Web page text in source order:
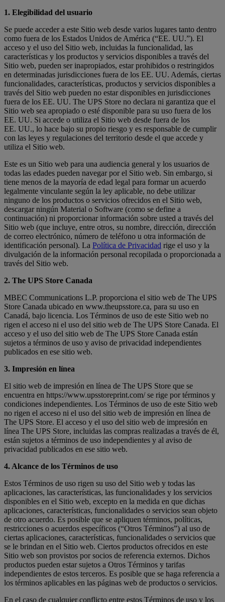
1. Elegibilidad del usuario
Se puede acceder a este Sitio web desde varios lugares tanto dentro
como fuera de los Estados Unidos de América (“EE. UU.”). El
acceso y el uso del Sitio web, incluidas la funcionalidad, las
características y los productos y servicios disponibles a través del
Sitio web, pueden ser inapropiados, estar prohibidos o restringidos
en determinadas jurisdicciones fuera de los EE. UU. Además, ciertas
funcionalidades, características, productos y servicios disponibles a
través del Sitio web pueden no estar disponibles en jurisdicciones
fuera de los EE. UU. The UPS Store no declara ni garantiza que el
Sitio web sea apropiado o esté disponible para su uso fuera de los
EE. UU. Si accede o utiliza el Sitio web desde fuera de los
EE. UU., lo hace bajo su propio riesgo y es responsable de cumplir
con las leyes y regulaciones del territorio desde el que accede y
utiliza el Sitio web.
Este es un Sitio web para una audiencia general y los usuarios de
todas las edades pueden navegar por el Sitio web. Sin embargo, si
tiene menos de la mayoría de edad legal para formar un acuerdo
legalmente vinculante según la ley aplicable, no debe utilizar
ninguno de los productos o servicios ofrecidos en el Sitio web,
descargar ningún Material o Software (como se define a
continuación) ni proporcionar información sobre usted a través del
Sitio web (que incluye, entre otros, su nombre, dirección, dirección
de correo electrónico, número de teléfono u otra información de
identificación personal). La Política de Privacidad rige el uso y la
divulgación de la información personal recopilada o proporcionada a
través del Sitio web.
2. The UPS Store Canada
MBEC Communications L.P. proporciona el sitio web de The UPS
Store Canada ubicado en www.theupsstore.ca, para su uso en
Canadá, bajo licencia. Los Términos de uso de este Sitio web no
rigen el acceso ni el uso del sitio web de The UPS Store Canada. El
acceso y el uso del sitio web de The UPS Store Canada están
sujetos a términos de uso y aviso de privacidad independientes
publicados en ese sitio web.
3. Impresión en línea
El sitio web de impresión en línea de The UPS Store que se
encuentra en https://www.upsstoreprint.com/ se rige por términos y
condiciones independientes. Los Términos de uso de este Sitio web
no rigen el acceso ni el uso del sitio web de impresión en línea de
The UPS Store. El acceso y el uso del sitio web de impresión en
línea The UPS Store, incluidas las compras realizadas a través de él,
están sujetos a términos de uso independientes y al aviso de
privacidad publicados en ese sitio web.
4. Alcance de los Términos de uso
Estos Términos de uso rigen su uso del Sitio web y todas las
aplicaciones, las características, las funcionalidades y los servicios
disponibles en el Sitio web, excepto en la medida en que dichas
aplicaciones, características, funcionalidades o servicios sean objeto
de otro acuerdo. Es posible que se apliquen términos, políticas,
restricciones o acuerdos específicos (“Otros Términos”) al uso de
ciertas aplicaciones, características, funcionalidades o servicios que
se le brindan en el Sitio web. Ciertos productos ofrecidos en este
Sitio web son provistos por socios de referencia externos. Dichos
productos pueden estar sujetos a Otros Términos y tarifas
independientes de estos terceros. Es posible que se haga referencia a
los términos aplicables en las páginas web de productos o servicios.
En el caso de cualquier conflicto entre estos Términos de uso y los